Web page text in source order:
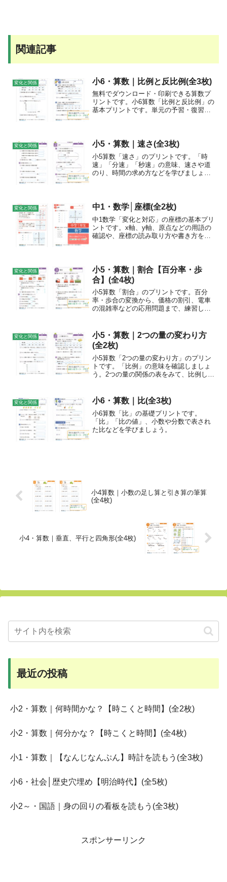
関連記事
変化と関係 小6・算数｜比例と反比例(全3枚)
無料でダウンロード・印刷できる算数プ
リントです。小6算数「比例と反比例」の
基本プリントです。単元の予習・復習を
係を式に表しましょう。...
変化と関係 小5・算数｜速さ(全3枚)
小5算数「速さ」のプリントです。「時
速」「分速」「秒速」の意味、速さや道
のり、時間の求め方などを学びましょ
変化と関係 中1・数学│座標(全2枚)
中1数学「変化と対応」の座標の基本プリ
ントです。x軸、y軸、原点などの用語の
確認や、座標の読み取り方や書き方を学
変化と関係
小5・算数｜割合【百分率・歩
合】(全4枚)
小5算数「割合」のプリントです。百分
率・歩合の変換から、価格の割引、電車
の混雑率などの応用問題まで、練習しま
変化と関係
小5・算数｜2つの量の変わり方
(全2枚)
小5算数「2つの量の変わり方」のプリン
トです。「比例」の意味を確認しましょ
う。2つの量の関係の表をみて、比例して
変化と関係 小6・算数｜比(全3枚)
小6算数「比」の基礎プリントです。
「比」「比の値」、小数や分数で表され
た比などを学びましょう。
小4算数｜小数の足し算と引き算の筆算
(全4枚)
小4・算数｜垂直、平行と四角形(全4枚)
最近の投稿
小2・算数｜何時間かな？【時こくと時間】(全2枚)
小2・算数｜何分かな？【時こくと時間】(全4枚)
小1・算数｜【なんじなんぷん】時計を読もう(全3枚)
小6・社会│歴史穴埋め【明治時代】(全5枚)
小2～・国語｜身の回りの看板を読もう(全3枚)
スポンサーリンク